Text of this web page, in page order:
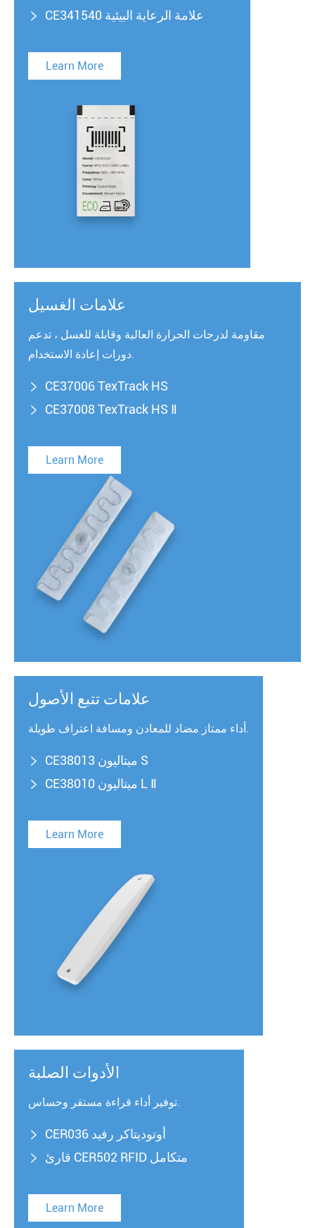
 CE341540 علامة الرعاية البيئية
Learn More
علامات الغسيل
مقاومة لدرجات الحرارة العالية وقابلة للغسل ، تدعم
دورات إعادة الاستخدام.
 CE37006 TexTrack HS
 CE37008 TexTrack HS Ⅱ
Learn More
علامات تتبع الأصول
أداء ممتاز مضاد للمعادن ومسافة اعتراف طويلة.
 CE38013 ميتاليون S
 CE38010 ميتاليون L Ⅱ
Learn More
الأدوات الصلبة
توفير أداء قراءة مستقر وحساس.
 CER036 أوتوديتاكر رفيد
 قارئ CER502 RFID متكامل
Learn More